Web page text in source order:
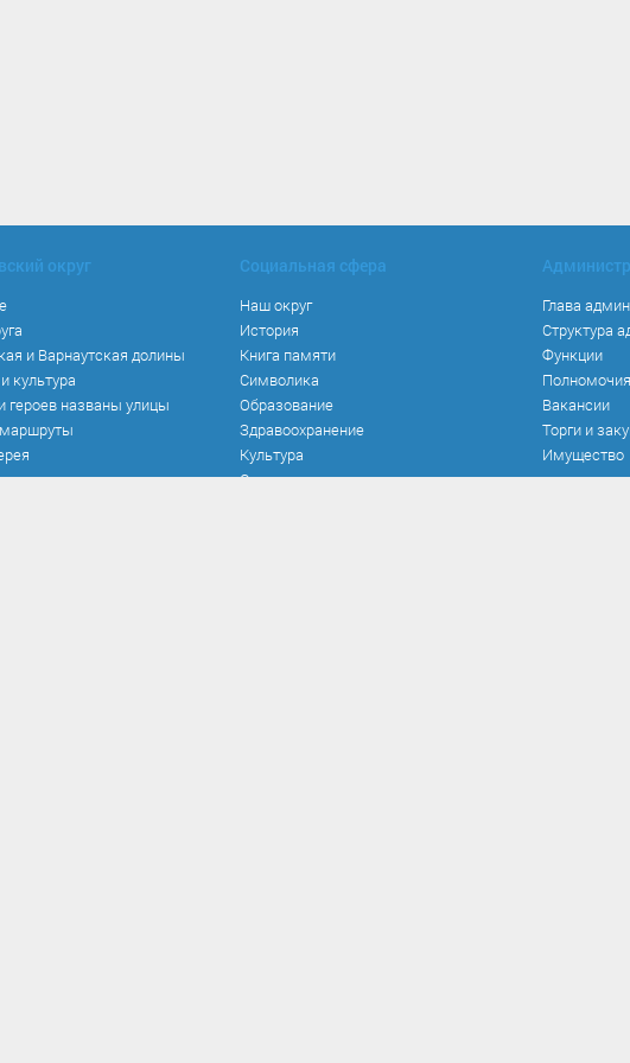
округ
и Варнаутская долины
культура
названы улицы
Социальная сфера
Наш округ
История
Книга памяти
Символика
Образование
Здравоохранение
Культура
Спорт
Глава
Структура
Функции
Полномочия
Вакансии
Торги и
Имущество